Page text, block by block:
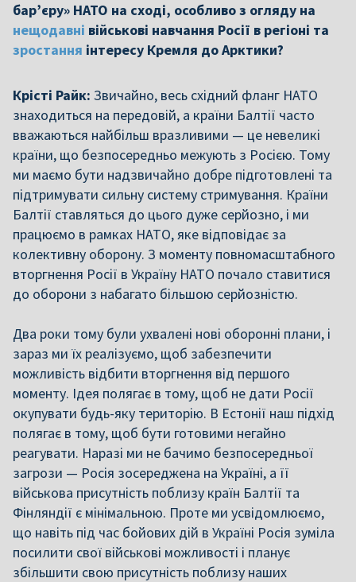
бар’єру» НАТО на сході, особливо з огляду на
нещодавні військові навчання Росії в регіоні та
зростання інтересу Кремля до Арктики?
Крісті Райк: Звичайно, весь східний фланг НАТО
знаходиться на передовій, а країни Балтії часто
вважаються найбільш вразливими — це невеликі
країни, що безпосередньо межують з Росією. Тому
ми маємо бути надзвичайно добре підготовлені та
підтримувати сильну систему стримування. Країни
Балтії ставляться до цього дуже серйозно, і ми
працюємо в рамках НАТО, яке відповідає за
колективну оборону. З моменту повномасштабного
вторгнення Росії в Україну НАТО почало ставитися
до оборони з набагато більшою серйозністю.
Два роки тому були ухвалені нові оборонні плани, і
зараз ми їх реалізуємо, щоб забезпечити
можливість відбити вторгнення від першого
моменту. Ідея полягає в тому, щоб не дати Росії
окупувати будь-яку територію. В Естонії наш підхід
полягає в тому, щоб бути готовими негайно
реагувати. Наразі ми не бачимо безпосередньої
загрози — Росія зосереджена на Україні, а її
військова присутність поблизу країн Балтії та
Фінляндії є мінімальною. Проте ми усвідомлюємо,
що навіть під час бойових дій в Україні Росія зуміла
посилити свої військові можливості і планує
збільшити свою присутність поблизу наших